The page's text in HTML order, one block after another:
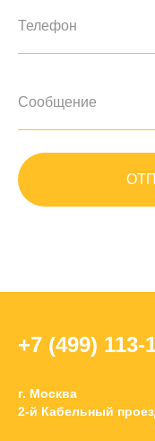
+7 (499) 113-
г. Москва
2-й Кабельный